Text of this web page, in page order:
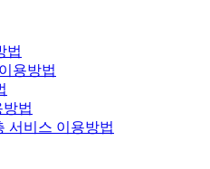
법
용방법
법
서비스 이용방법